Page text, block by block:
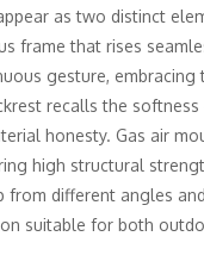
as two distinct
frame that rises
gesture,
recalls the
honesty. Gas air
high structural
from different angles
suitable for both